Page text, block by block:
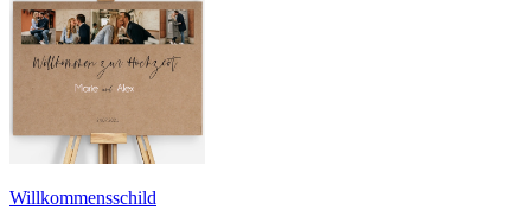
Willkommensschild